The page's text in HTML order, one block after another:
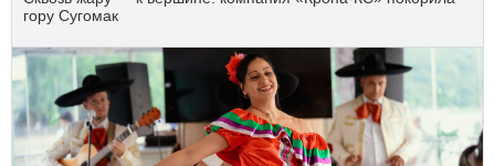
гору Сугомак